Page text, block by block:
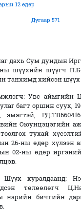
12 өдөр
Дугаар 571
дахь Сум дундын
шүүхийн шүүгч
танхимд хийсэн шүүх
Увс аймгийн
багт оршин суух,
эмэгтэй,
Оюунцэцэгийн
тухай
26-ны өдөр хүлээн
02-ны өдөр
төлөөлөгч
нарийн бичгийн